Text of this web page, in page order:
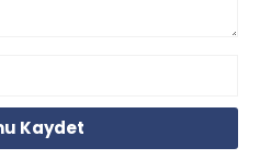
Kaydet